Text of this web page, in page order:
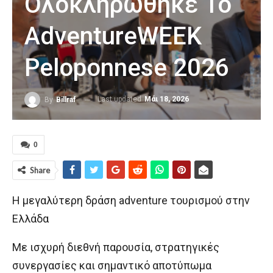
AdventureWEEK
Peloponnese 2026
ByBillraf Last updatedΜάι 18, 2026
0
Share
Η μεγαλύτερη δράση adventure τουρισμού στην
Ελλάδα
Με ισχυρή διεθνή παρουσία, στρατηγικές
συνεργασίες και σημαντικό αποτύπωμα